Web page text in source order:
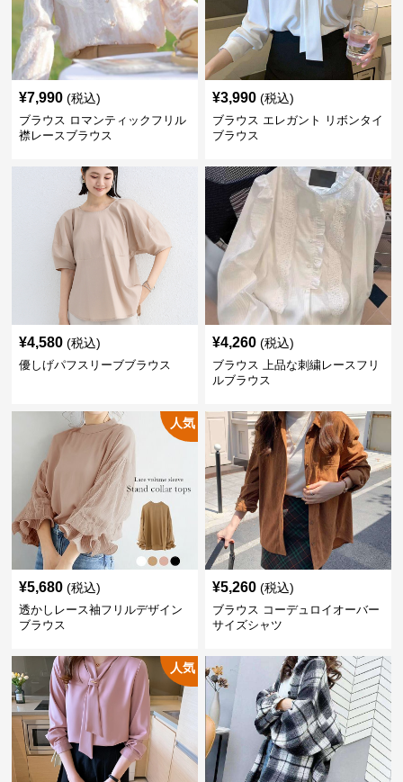
¥7,990 (税込)
ブラウス ロマンティックフリル
襟レースブラウス
¥3,990 (税込)
ブラウス エレガント リボンタイ
ブラウス
¥4,580 (税込)
優しげパフスリーブブラウス
¥4,260 (税込)
ブラウス 上品な刺繍レースフリ
ルブラウス
人気
¥5,680 (税込)
透かしレース袖フリルデザイン
ブラウス
¥5,260 (税込)
ブラウス コーデュロイオーバー
サイズシャツ
人気